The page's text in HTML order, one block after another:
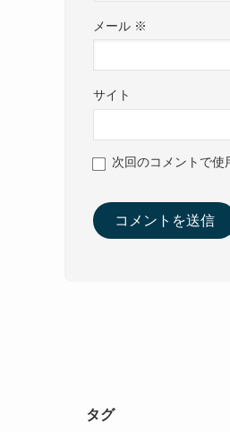
メール ※
サイト
次回のコメントで使
タグ